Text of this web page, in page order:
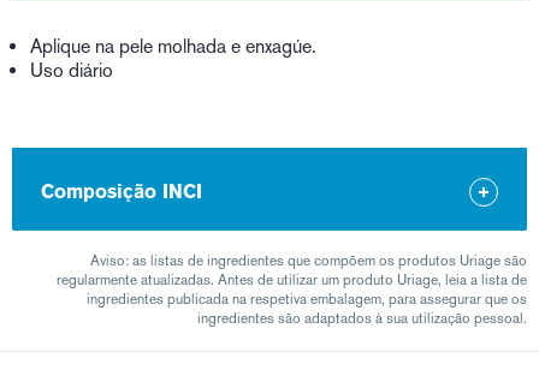
Aplique na pele molhada e enxagúe.
Uso diário
Composição INCI
Aviso: as listas de ingredientes que compõem os produtos Uriage são
regularmente atualizadas. Antes de utilizar um produto Uriage, leia a lista de
ingredientes publicada na respetiva embalagem, para assegurar que os
ingredientes são adaptados à sua utilização pessoal.